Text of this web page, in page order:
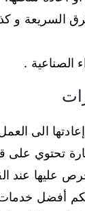
السريعة و
الصناعية .
الى
تحتوي على
عليها عند
أفضل